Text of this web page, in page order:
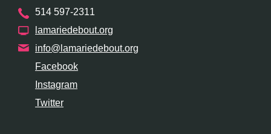
514 597-2311
lamariedebout.org
info@lamariedebout.org
Facebook
Instagram
Twitter